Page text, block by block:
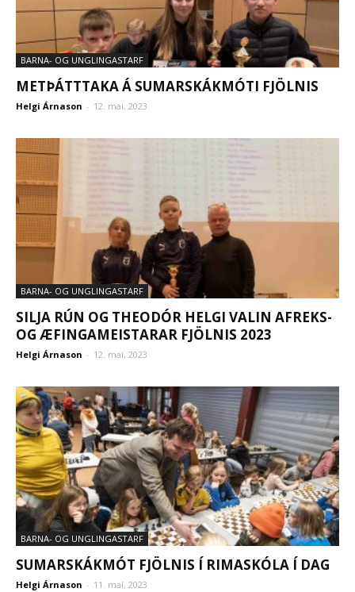
BARNA- OG UNGLINGASTARF
METÞÁTTTAKA Á SUMARSKÁKMÓTI FJÖLNIS
Helgi Árnason - 12. maí, 2023
BARNA- OG UNGLINGASTARF
SILJA RÚN OG THEODÓR HELGI VALIN AFREKS-
OG ÆFINGAMEISTARAR FJÖLNIS 2023
Helgi Árnason - 12. maí, 2023
BARNA- OG UNGLINGASTARF
SUMARSKÁKMÓT FJÖLNIS Í RIMASKÓLA Í DAG
Helgi Árnason - 11. maí, 2023